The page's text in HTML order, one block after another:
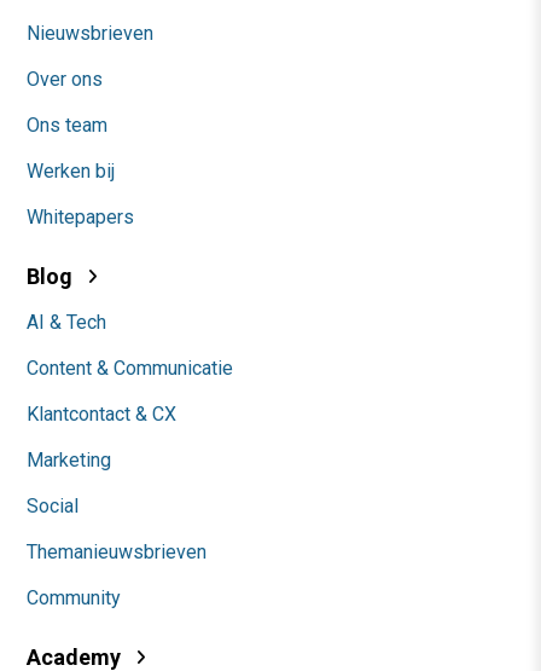
Nieuwsbrieven
Over ons
Ons team
Werken bij
Whitepapers
Blog
AI & Tech
Content & Communicatie
Klantcontact & CX
Marketing
Social
Themanieuwsbrieven
Community
Academy